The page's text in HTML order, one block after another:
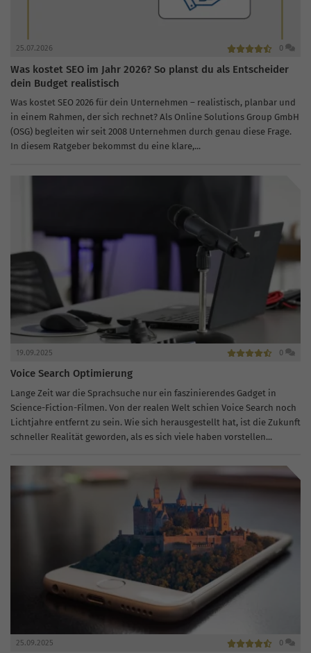
25.07.2026 0
Was kostet SEO im Jahr 2026? So planst du als Entscheider
dein Budget realistisch
Was kostet SEO 2026 für dein Unternehmen – realistisch, planbar und
in einem Rahmen, der sich rechnet? Als Online Solutions Group GmbH
(OSG) begleiten wir seit 2008 Unternehmen durch genau diese Frage.
In diesem Ratgeber bekommst du eine klare,...
19.09.2025 0
Voice Search Optimierung
Lange Zeit war die Sprachsuche nur ein faszinierendes Gadget in
Science-Fiction-Filmen. Von der realen Welt schien Voice Search noch
Lichtjahre entfernt zu sein. Wie sich herausgestellt hat, ist die Zukunft
schneller Realität geworden, als es sich viele haben vorstellen...
25.09.2025 0